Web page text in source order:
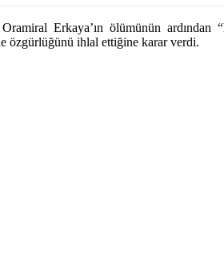
Erkaya’ın ölümünün ardından
özgürlüğünü ihlal ettiğine karar verdi.